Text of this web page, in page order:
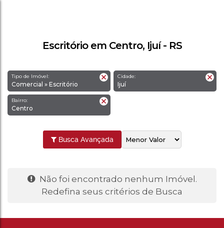
Escritório em Centro, Ijuí - RS
Tipo de Imóvel:
Comercial » Escritório
Cidade:
Ijuí
Bairro:
Centro
Busca Avançada
Não foi encontrado nenhum Imóvel.
Redefina seus critérios de Busca